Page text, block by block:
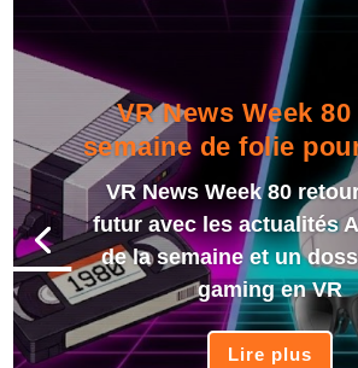
VR News Week
semaine de folie
VR News Week 80
futur avec les actualités
de la semaine et un
gaming en VR
Lire plus